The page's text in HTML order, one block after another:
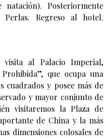
Posteriormente
Regreso al hotel.
visita al Palacio Imperial,
que ocupa una
cuadrados y posee más de
y mayor conjunto de
visitaremos la Plaza de
de China y la más
dimensiones colosales de